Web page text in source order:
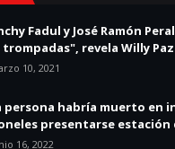
Fadul y José Ramón
trompadas", revela Willy Paz
10, 2021
persona habría muerto en
presentarse estación
16, 2022